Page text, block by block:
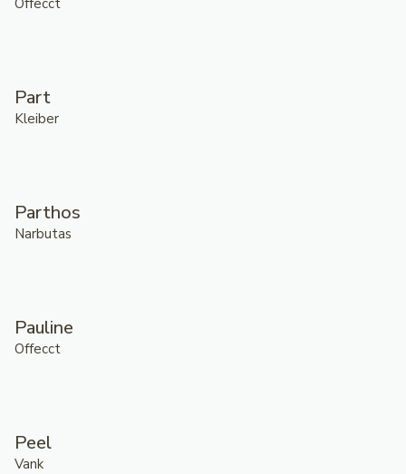
Offecct
Part
Kleiber
Parthos
Narbutas
Pauline
Offecct
Peel
Vank